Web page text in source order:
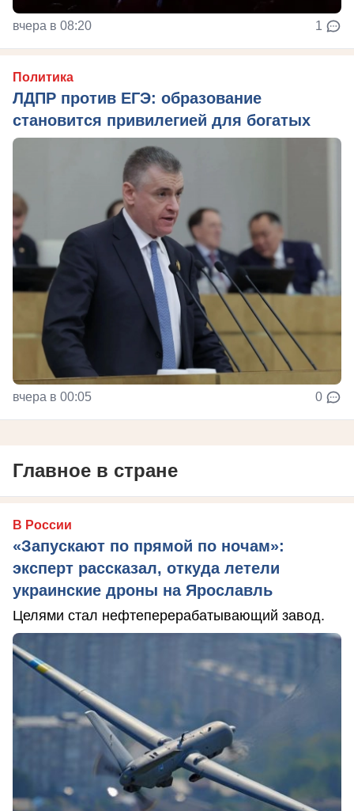
вчера в 08:20 1
Политика
ЛДПР против ЕГЭ: образование
становится привилегией для богатых
вчера в 00:05 0
Главное в стране
В России
«Запускают по прямой по ночам»:
эксперт рассказал, откуда летели
украинские дроны на Ярославль
Целями стал нефтеперерабатывающий завод.